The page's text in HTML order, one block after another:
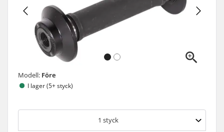
Modell: Före
I lager (5+ styck)
1 styck